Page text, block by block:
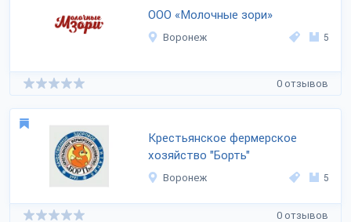
ООО «Молочные зори»
Воронеж 5
0 отзывов
Крестьянское фермерское
хозяйство "Борть"
Воронеж 5
0 отзывов